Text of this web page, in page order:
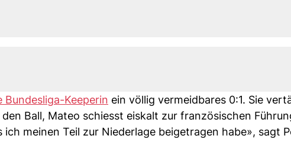
Bundesliga-Keeperin ein völlig vermeidbares 0:1. Sie
Ball, Mateo schiesst eiskalt zur französischen
meinen Teil zur Niederlage beigetragen habe», sagt